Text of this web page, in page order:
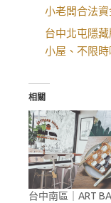
小老闆合法資
台中北屯隱
小屋、不限
相關
台中南區｜ART